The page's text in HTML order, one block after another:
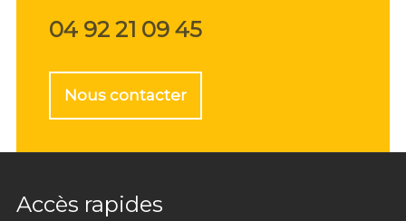
04 92 21 09 45
Nous contacter
Accès rapides